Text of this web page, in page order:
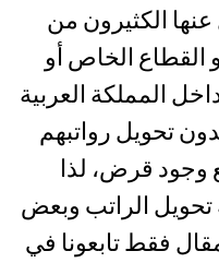
الكثيرون من
القطاع الخاص أو
المملكة العربية
تحويل رواتبهم
وجود قرض، لذا
الراتب وبعض
فقط تابعونا في